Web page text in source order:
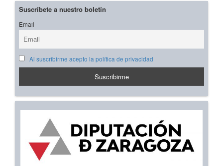
Suscríbete a nuestro boletín
Email
Al suscribirme acepto la política de privacidad